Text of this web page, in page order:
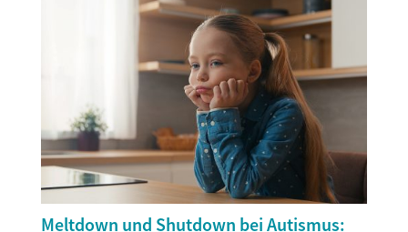
Meltdown und Shutdown bei Autismus: